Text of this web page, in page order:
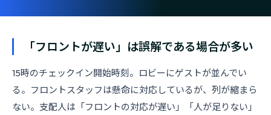
「フロントが遅い」は誤解である場合が多い
15時のチェックイン開始時刻。ロビーにゲストが並んでい
る。フロントスタッフは懸命に対応しているが、列が縮まら
ない。支配人は「フロントの対応が遅い」「人が足りない」